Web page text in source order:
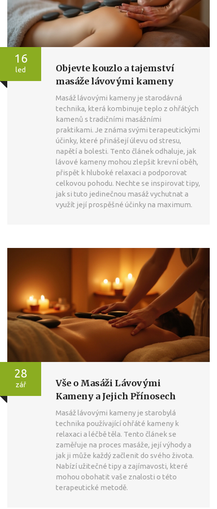
16
led
Objevte kouzlo a tajemství
masáže lávovými kameny
Masáž lávovými kameny je starodávná
technika, která kombinuje teplo z ohřátých
kamenů s tradičními masážními
praktikami. Je známa svými terapeutickými
účinky, které přinášejí úlevu od stresu,
napětí a bolesti. Tento článek odhaluje, jak
lávové kameny mohou zlepšit krevní oběh,
přispět k hluboké relaxaci a podporovat
celkovou pohodu. Nechte se inspirovat tipy,
jak si tuto jedinečnou masáž vychutnat a
využít její prospěšné účinky na maximum.
28
zář
Vše o Masáži Lávovými
Kameny a Jejich Přínosech
Masáž lávovými kameny je starobylá
technika používající ohřáté kameny k
relaxaci a léčbě těla. Tento článek se
zaměřuje na proces masáže, její výhody a
jak ji může každý začlenit do svého života.
Nabízí užitečné tipy a zajímavosti, které
mohou obohatit vaše znalosti o této
terapeutické metodě.